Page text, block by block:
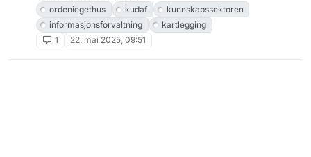
ordeniegethus
kudaf
kunnskapssektoren
informasjonsforvaltning
kartlegging
1
22. mai 2025, 09:51